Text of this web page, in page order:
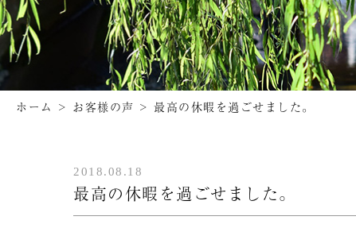
ホーム > お客様の声 > 最高の休暇を過ごせました。
2018.08.18
最高の休暇を過ごせました。